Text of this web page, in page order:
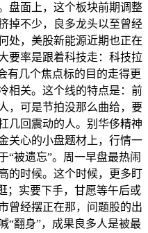
盘面上，这个板块前期调整
掉不少，良多龙头以至曾经
处，美股新能源近期也正在
要率是跟着科技走：科技拉
有几个焦点标的目的走得更
相关。这个线的特点是：前
，可是节拍没那么曲给，要
几回震动的人。别华侈精神
关心的小盘题材上，行情一
“被遗忘”。周一早盘最热闹
的时候。这个时候，更多盯
；实要下手，甘愿等午后或
曾经摆正在那，问题股的出
“翻身”，成果良多人是被最